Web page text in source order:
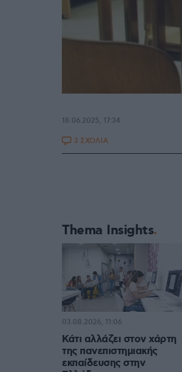
18.06.2025, 17:34
3 ΣΧΟΛΙΑ
Thema Insights
Κάτι αλλάζει στον χάρτη
της πανεπιστημιακής
εκπαίδευσης στην
03.08.2026, 11:06